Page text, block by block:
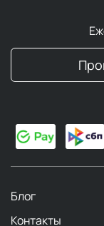
Блог
Контакты